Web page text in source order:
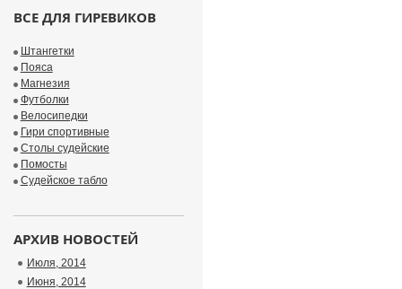
ВСЕ ДЛЯ ГИРЕВИКОВ
Штангетки
Пояса
Магнезия
Футболки
Велосипедки
Гири спортивные
Столы судейские
Помосты
Судейское табло
АРХИВ НОВОСТЕЙ
Июля, 2014
Июня, 2014